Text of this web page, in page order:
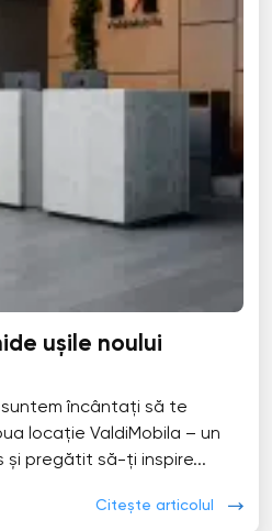
ușile noului
încântați să te
locație ValdiMobila – un
și pregătit să-ți inspire...
Citește articolul